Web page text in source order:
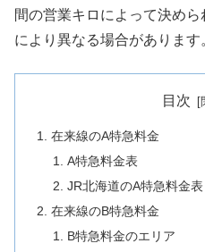
間の営業キロによって決め
により異なる場合があります
目次
在来線のA特急料金
A特急料金表
JR北海道のA特急料金表
在来線のB特急料金
B特急料金のエリア